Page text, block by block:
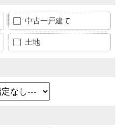
中古一戸建て
土地